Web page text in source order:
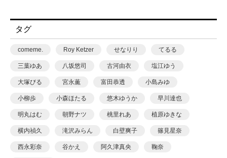
タグ
comeme. Roy Ketzer せなりり てるる
三葉ゆあ 八坂悠司 古河由衣 塩江ゆう
大塚びる 宮永薫 富田恭透 小島みゆ
小柳歩 小森ほたる 悠木ゆうか 早川達也
明丸はむ 朝野ナツ 桃里れあ 植原ゆきな
横内禎久 滝沢みらん 白壁爽子 篠見星奈
西永彩奈 谷かえ 阿久津真央 鞠奈